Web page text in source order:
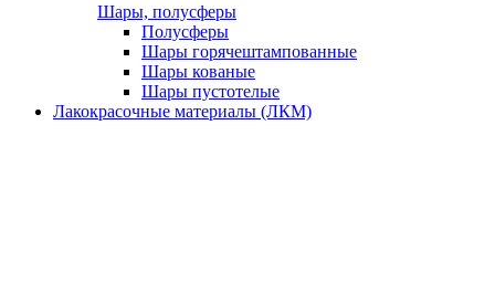
Шары, полусферы
Полусферы
Шары горячештампованные
Шары кованые
Шары пустотелые
Лакокрасочные материалы (ЛКМ)